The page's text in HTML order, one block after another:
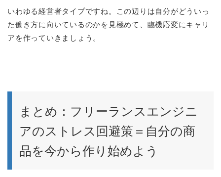
いわゆる経営者タイプですね。この辺りは自分がどういっ
た働き方に向いているのかを見極めて、臨機応変にキャリ
アを作っていきましょう。
まとめ：フリーランスエンジニ
アのストレス回避策＝自分の商
品を今から作り始めよう